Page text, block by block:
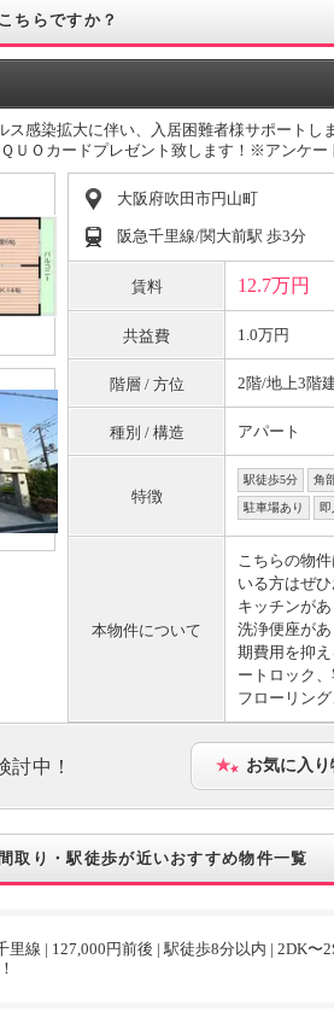
ちらですか？
ス感染拡大に伴い、入居困難者様サポートし
ＵＯカードプレゼント致します！※アンケー
大阪府吹田市円山町
阪急千里線/関大前駅 歩3分
賃料 12.7万円
共益費 1.0万円
階層 / 方位 2階/地上3階
種別 / 構造 アパート
特徴
駅徒歩5分 角
駐車場あり
本物件について
こちらの物
いる方はぜ
キッチンが
洗浄便座が
期費用を抑
ートロック
フローリン
討中！ お気に入
取り・駅徒歩が近いおすすめ物件一覧
里線 | 127,000円前後 | 駅徒歩8分以内 | 2DK〜